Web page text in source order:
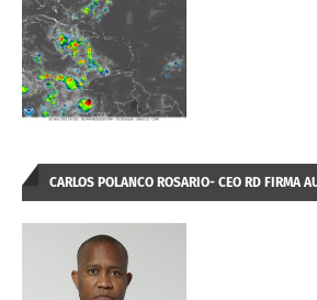
CARLOS POLANCO ROSARIO- CEO RD FIRMA